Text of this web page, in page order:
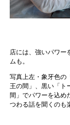
店には、強いパワー
ムも。
写真上左・象牙色の
王の間」、黒い「ト
間」でパワーを込め
つわる話を聞くのも